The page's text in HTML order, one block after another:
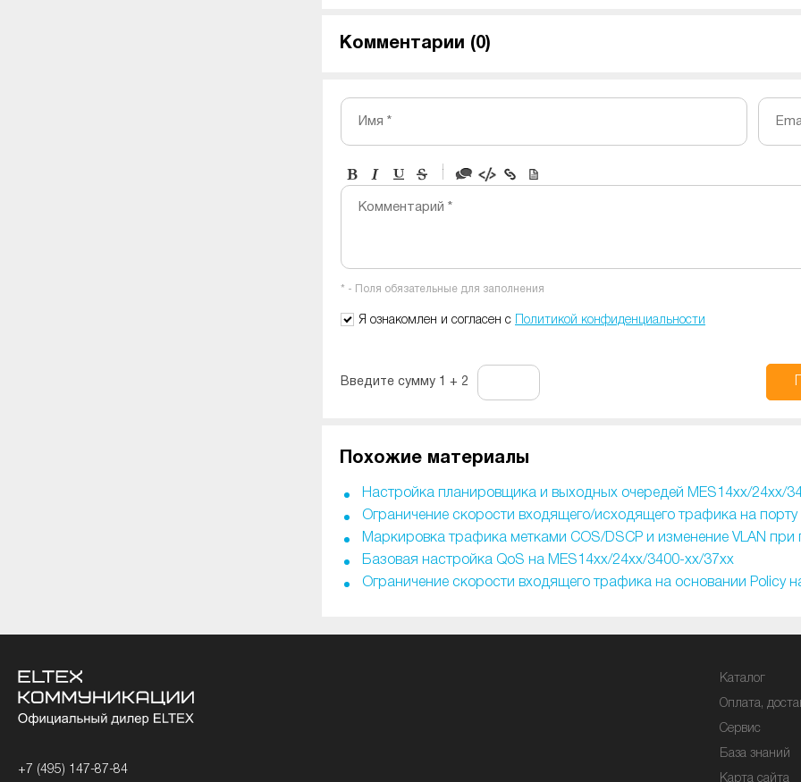
Комментарии (0)
Имя *
-
-
-
-
-
Комментарий *
* - Поля обязательные для заполнения
Я ознакомлен и согласен с Политикой конфиденциальности
Введите сумму 1 + 2
Похожие материалы
Настройка планировщика и выходных очередей MES14xx/24xx/
Ограничение скорости входящего/исходящего трафика на
Маркировка трафика метками COS/DSCP и изменение VLAN
Базовая настройка QoS на MES14xx/24xx/3400-xx/37xx
Ограничение скорости входящего трафика на основании Policy
+7 (495) 147-87-84
Каталог
Оплата,
Сервис
База знаний
Карта сайта